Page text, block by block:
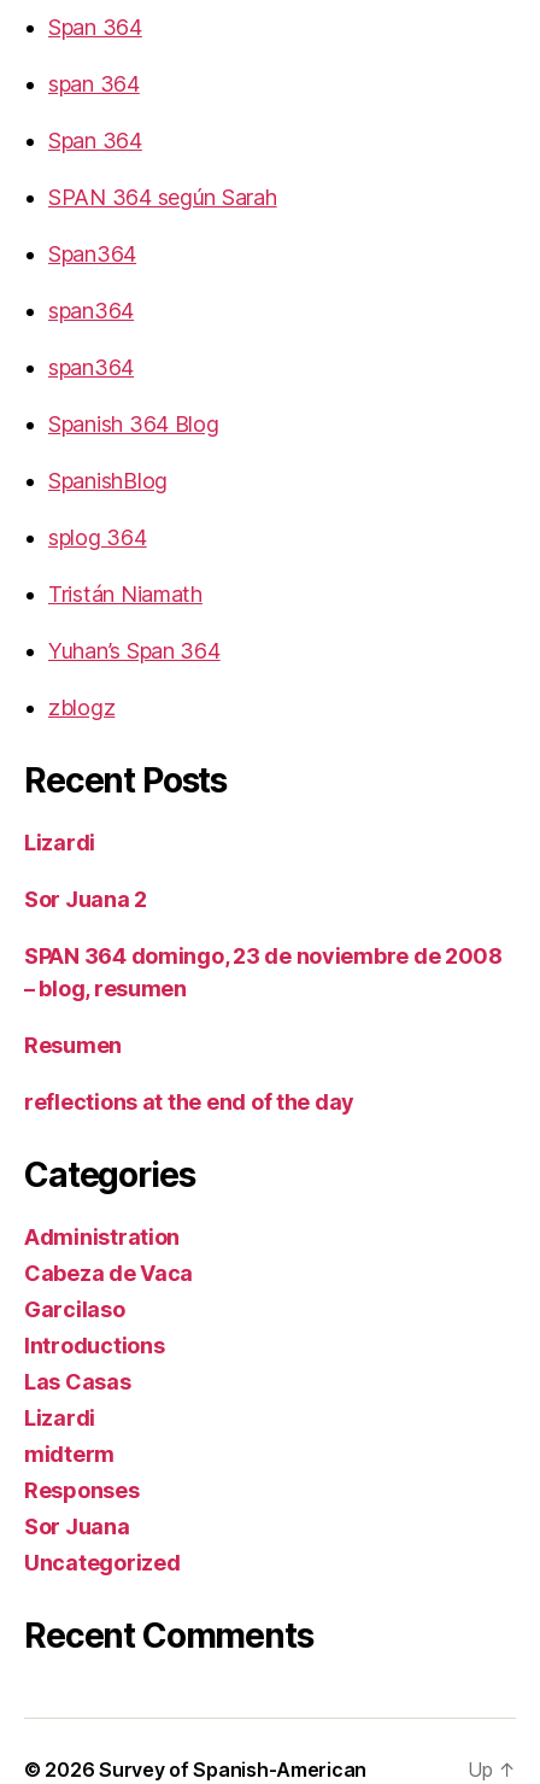
Span 364
span 364
Span 364
SPAN 364 según Sarah
Span364
span364
span364
Spanish 364 Blog
SpanishBlog
splog 364
Tristán Niamath
Yuhan’s Span 364
zblogz
Recent Posts
Lizardi
Sor Juana 2
SPAN 364 domingo, 23 de noviembre de 2008
– blog, resumen
Resumen
reflections at the end of the day
Categories
Administration
Cabeza de Vaca
Garcilaso
Introductions
Las Casas
Lizardi
midterm
Responses
Sor Juana
Uncategorized
Recent Comments
© 2026Survey of Spanish-American Up ↑